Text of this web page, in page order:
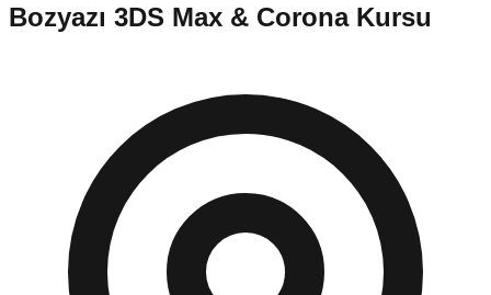
Bozyazı 3DS Max & Corona Kursu